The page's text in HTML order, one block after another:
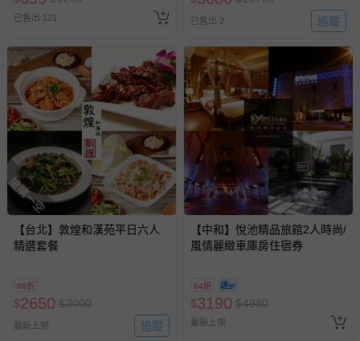
期作廢) (兒童票(2歲以上)贈一
名陪伴成人)
已售出 121 已售出 2 追蹤
搶購一空
【台北】敦煌和漢苑平日六人
精選套餐
88折
$2650 $3000
最新上架 追蹤
【中和】悅池精品旅館2人時尚/
風情麗緻車庫房住宿券
64折
$3190 $4980
最新上架